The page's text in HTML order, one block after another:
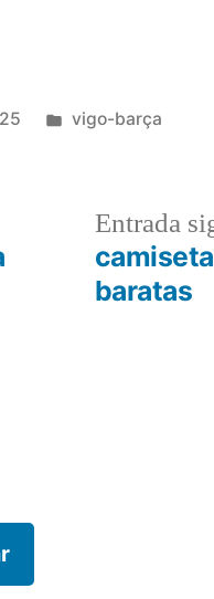
Publicado
vigo-barça
Entrada
baratas